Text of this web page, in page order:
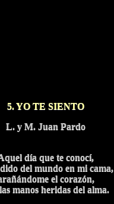
5. YO TE SIENTO
L. y M. Juan Pardo
día que te conocí,
del mundo en mi cama,
el corazón,
manos heridas del alma.